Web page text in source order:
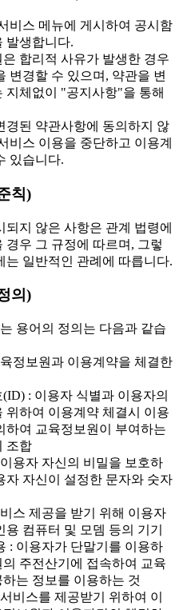
비스 메뉴에 게시하여 공시함
발생합니다.
합리적 사유가 발생한 경우
변경할 수 있으며, 약관을 변
지체없이 "공지사항"을 통해
된 약관사항에 동의하지 않
비스 이용을 중단하고 이용계
있습니다.
칙)
되지 않은 사항은 관계 법령에
경우 그 규정에 따르며, 그렇
는 일반적인 관례에 따릅니다.
의)
용어의 정의는 다음과 같습
정보원과 이용계약을 체결한
: 이용자 식별과 이용자의
위하여 이용계약 체결시 이용
하여 교육정보원이 부여하는
조합
용자 자신의 비밀을 보호하
자 자신이 설정한 문자와 숫자
스 제공을 받기 위해 이용자
용 컴퓨터 및 모뎀 등의 기기
: 이용자가 단말기를 이용하
주전산기에 접속하여 교육
는 정보를 이용하는 것
비스를 제공받기 위하여 이